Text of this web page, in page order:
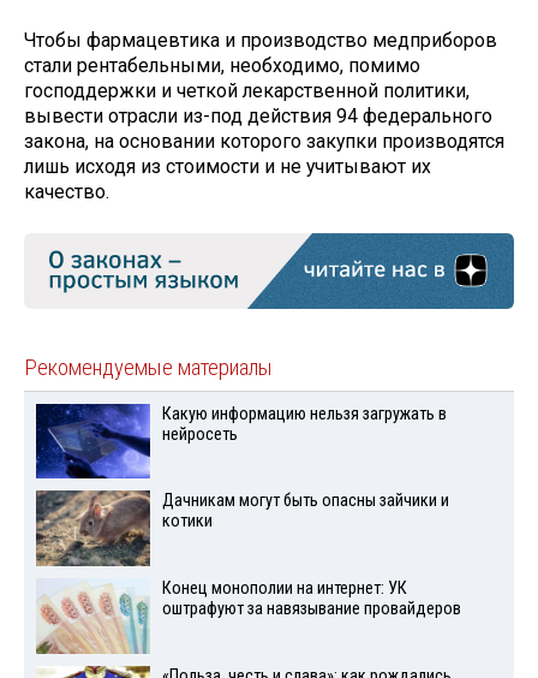
Чтобы фармацевтика и производство медприборов
стали рентабельными, необходимо, помимо
господдержки и четкой лекарственной политики,
вывести отрасли из-под действия 94 федерального
закона, на основании которого закупки производятся
лишь исходя из стоимости и не учитывают их
качество.
Рекомендуемые материалы
Какую информацию нельзя загружать в
нейросеть
Дачникам могут быть опасны зайчики и
котики
Конец монополии на интернет: УК
оштрафуют за навязывание провайдеров